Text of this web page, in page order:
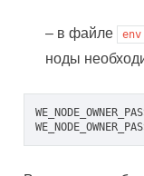
– в файле env
ноды